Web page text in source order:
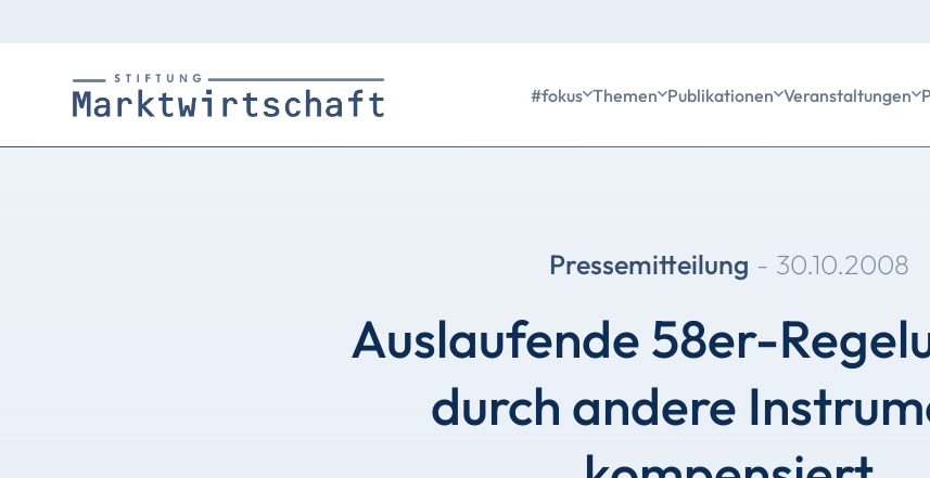
#fokus Themen Publikationen Veranstaltungen
Pressemitteilung - 30.10.2008
Auslaufende 58er-
durch andere